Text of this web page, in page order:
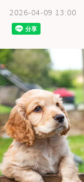
2026-04-09 13:00